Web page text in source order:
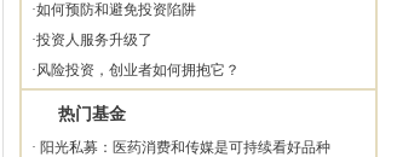
·如何预防和避免投资陷阱
·投资人服务升级了
·风险投资，创业者如何拥抱它？
热门基金
· 阳光私募：医药消费和传媒是可持续看好品种